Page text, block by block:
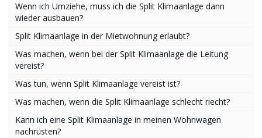
Wenn ich Umziehe, muss ich die Split Klimaanlage dann
wieder ausbauen?
Split Klimaanlage in der Mietwohnung erlaubt?
Was machen, wenn bei der Split Klimaanlage die Leitung
vereist?
Was tun, wenn Split Klimaanlage vereist ist?
Was machen, wenn die Split Klimaanlage schlecht riecht?
Kann ich eine Split Klimaanlage in meinen Wohnwagen
nachrüsten?